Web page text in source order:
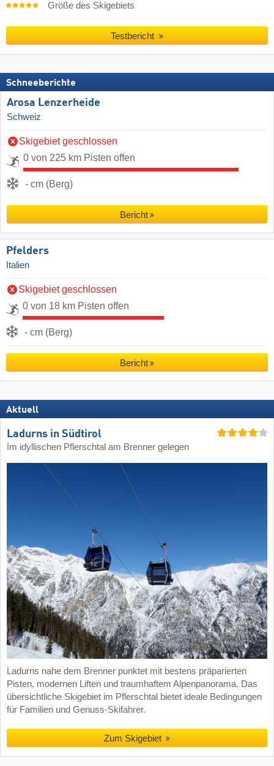
Größe des Skigebiets
Testbericht
Schneeberichte
Arosa Lenzerheide
Schweiz
Skigebiet geschlossen
0 von 225 km Pisten offen
- cm (Berg)
Bericht
Pfelders
Italien
Skigebiet geschlossen
0 von 18 km Pisten offen
- cm (Berg)
Bericht
Aktuell
Ladurns in Südtirol
Im idyllischen Pflerschtal am Brenner gelegen
Ladurns nahe dem Brenner punktet mit bestens präparierten
Pisten, modernen Liften und traumhaftem Alpenpanorama. Das
übersichtliche Skigebiet im Pflerschtal bietet ideale Bedingungen
für Familien und Genuss-Skifahrer.
Zum Skigebiet